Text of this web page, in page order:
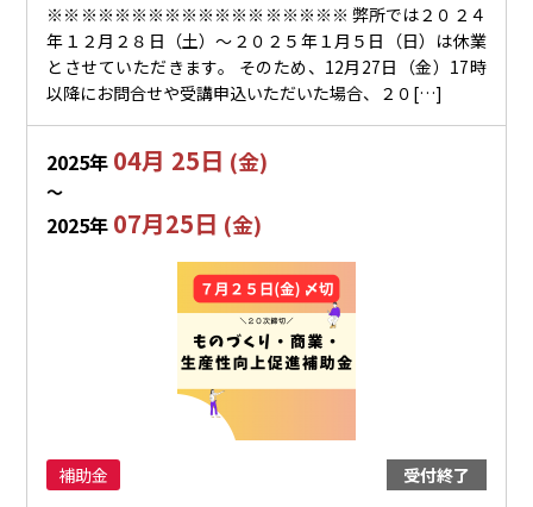
※※※※※※※※※※※※※※※※※※ 弊所では２０２４
年１２月２８日（土）～２０２５年１月５日（日）は休業
とさせていただきます。 そのため、12月27日（金）17時
以降にお問合せや受講申込いただいた場合、２０[…]
2025年 04月 25日 (金)
〜
2025年 07月25日 (金)
補助金 受付終了